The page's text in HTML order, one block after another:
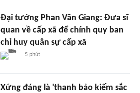
Đại tướng Phan Văn Giang: Đưa sĩ
quan về cấp xã để chính quy ban
chỉ huy quân sự cấp xã
5 phút
Xứng đáng là 'thanh bảo kiếm sắc